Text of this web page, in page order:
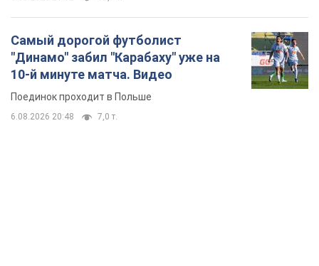
Самый дорогой футболист
"Динамо" забил "Карабаху" уже на
10-й минуте матча. Видео
Поединок проходит в Польше
6.08.2026 20:48 7,0 т.